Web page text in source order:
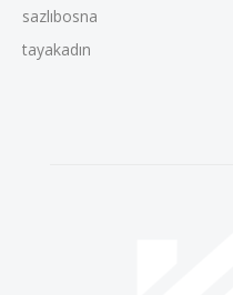
sazlıbosna
tayakadın